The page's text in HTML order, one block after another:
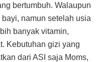
bertumbuh. Walaupun
namun setelah usia
banyak vitamin,
Kebutuhan gizi yang
dari ASI saja Moms,